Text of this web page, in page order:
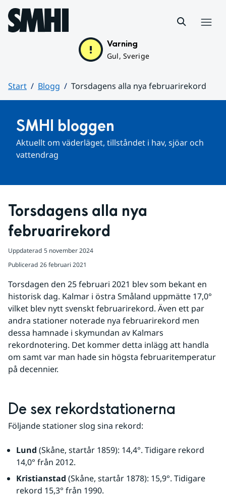
Hoppa till sidans innehåll
Varning
Gul, Sverige
Start Blogg
Torsdagens alla nya februarirekord
SMHI bloggen
Aktuellt om väderläget, tillståndet i hav, sjöar och
vattendrag
Torsdagens alla nya
februarirekord
Uppdaterad 5 november 2024
Publicerad 26 februari 2021
Torsdagen den 25 februari 2021 blev som bekant en
historisk dag. Kalmar i östra Småland uppmätte 17,0°
vilket blev nytt svenskt februarirekord. Även ett par
andra stationer noterade nya februarirekord men
dessa hamnade i skymundan av Kalmars
rekordnotering. Det kommer detta inlägg att handla
om samt var man hade sin högsta februaritemperatur
på decennier.
De sex rekordstationerna
Följande stationer slog sina rekord:
Lund (Skåne, startår 1859): 14,4°. Tidigare rekord
14,0° från 2012.
Kristianstad (Skåne, startår 1878): 15,9°. Tidigare
rekord 15,3° från 1990.